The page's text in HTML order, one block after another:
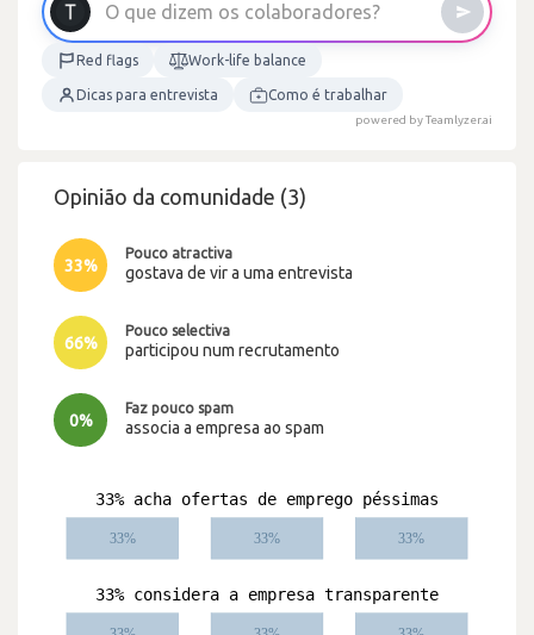
O que d izem os colaborad ores?
Red flags Work-life balance
Dicas para entrevista Como é trabalhar
powered by Teamlyzer.ai
Opinião da comunidade (3)
33%
Pouco atractiva
gostava de vir a uma entrevista
66%
Pouco selectiva
participou num recrutamento
0%
Faz pouco spam
associa a empresa ao spam